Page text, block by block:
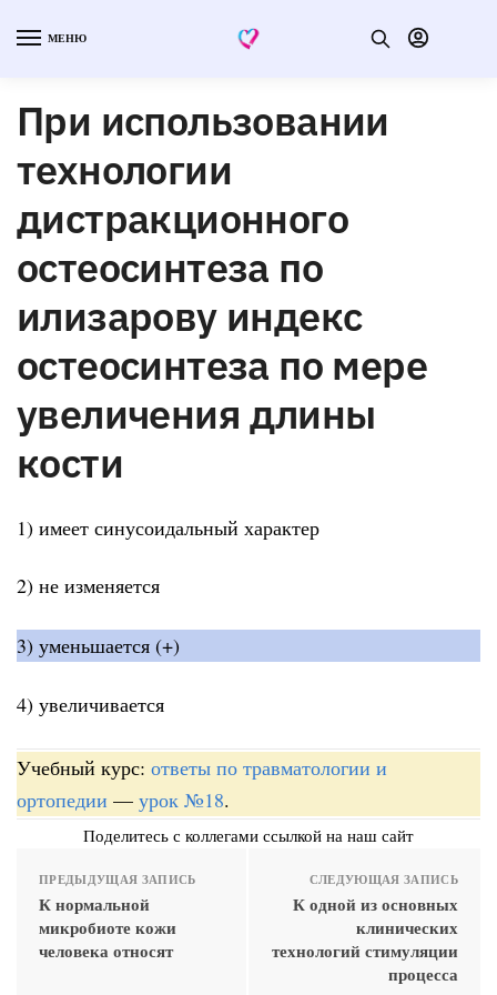
МЕНЮ
При использовании
технологии
дистракционного
остеосинтеза по
илизарову индекс
остеосинтеза по мере
увеличения длины
кости
1) имеет синусоидальный характер
2) не изменяется
3) уменьшается (+)
4) увеличивается
Учебный курс: ответы по травматологии и
ортопедии — урок №18.
Поделитесь с коллегами ссылкой на наш сайт
ПРЕДЫДУЩАЯ ЗАПИСЬ
К нормальной
микробиоте кожи
человека относят
СЛЕДУЮЩАЯ ЗАПИСЬ
К одной из основных
клинических
технологий стимуляции
процесса